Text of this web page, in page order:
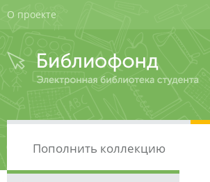
О проекте
Пополнить коллекцию